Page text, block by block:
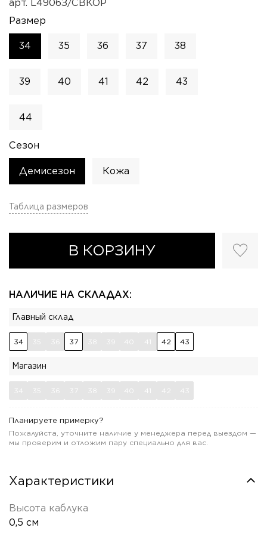
арт. L4906З/СВКОР
Таблица размеров
В КОРЗИНУ
НАЛИЧИЕ НА СКЛАДАХ:
Главный склад
34 35 36 37 38 39 40 41 42 43
Магазин
34 35 36 37 38 39 40 41 42 43
Планируете примерку?
Пожалуйста, уточните наличие у менеджера перед выездом —
мы проверим и отложим пару специально для вас.
Размер
34 35 36 37 38
39 40 41 42 43
44
Сезон
Демисезон Кожа
Характеристики
Высота каблука
0,5 см